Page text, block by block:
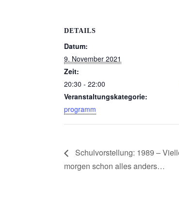
DETAILS
Datum:
9. November 2021
Zeit:
20:30 - 22:00
Veranstaltungskategorie:
programm
Schulvorstellung: 1989 –
morgen schon alles anders…